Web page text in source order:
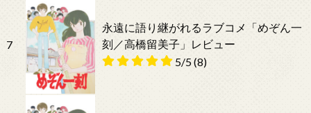
7
永遠に語り継がれるラブコメ「めぞん一
刻／高橋留美子」レビュー
5/5(8)